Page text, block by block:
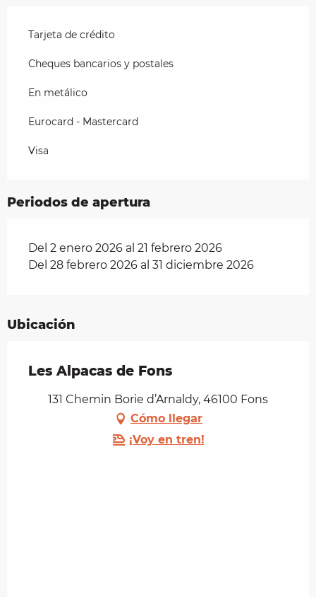
Tarjeta de crédito
Cheques bancarios y postales
En metálico
Eurocard - Mastercard
Visa
Periodos de apertura
Del 2 enero 2026 al 21 febrero 2026
Del 28 febrero 2026 al 31 diciembre 2026
Ubicación
Les Alpacas de Fons
131 Chemin Borie d’Arnaldy, 46100 Fons
Cómo llegar
¡Voy en tren!